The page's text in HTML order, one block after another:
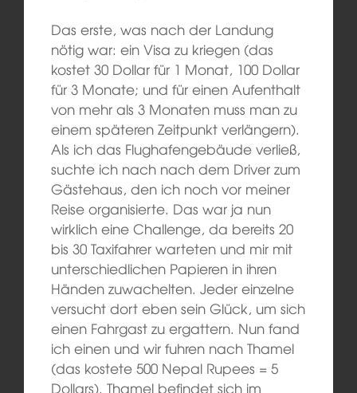
Das erste, was nach der Landung
nötig war: ein Visa zu kriegen (das
kostet 30 Dollar für 1 Monat, 100 Dollar
für 3 Monate; und für einen Aufenthalt
von mehr als 3 Monaten muss man zu
einem späteren Zeitpunktverlängern).
Als ich das Flughafengebäude verließ,
suchte ich nach nach dem Driver zum
Gästehaus, den ich noch vor meiner
Reise organisierte. Das war ja nun
wirklich eine Challenge, da bereits 20
bis 30 Taxifahrer warteten und mir mit
unterschiedlichen Papieren in ihren
Händen zuwachelten. Jeder einzelne
versucht dort eben sein Glück, um sich
einen Fahrgast zu ergattern. Nun fand
ich einenund wir fuhren nach Thamel
(das kostete 500 Nepal Rupees = 5
Dollars). Thamel befindet sich im